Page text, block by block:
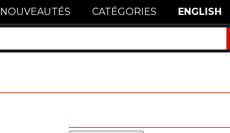
NOUVEAUTÉS CATÉGORIES ENGLISH